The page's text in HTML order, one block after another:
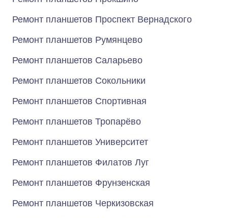
Ремонт планшетов Проспект Вернадского
Ремонт планшетов Румянцево
Ремонт планшетов Саларьево
Ремонт планшетов Сокольники
Ремонт планшетов Спортивная
Ремонт планшетов Тропарёво
Ремонт планшетов Университет
Ремонт планшетов Филатов Луг
Ремонт планшетов Фрунзенская
Ремонт планшетов Черкизовская